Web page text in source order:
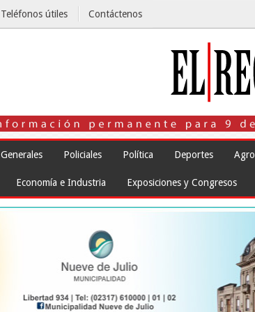
Teléfonos útiles Contáctenos
Generales Policiales Política Deportes Agro
Economía e Industria Exposiciones y Congresos